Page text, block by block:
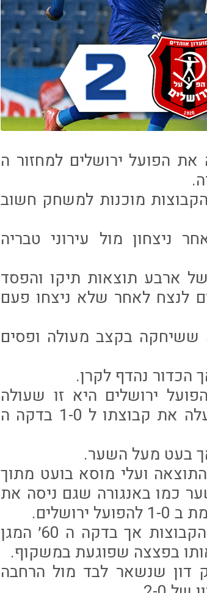
את הפועל ירושלים למחזור ה
מוכנות למשחק חשוב
מול עירוני טבריה
ארבע תוצאות תיקו והפסד
לנצח לאחר שלא ניצחו פעם
ששיחקה בקצב מעולה ופסים
הכדור נהדף לקרן.
ירושלים היא זו שעולה
ראשונה ליתרון מבעיטה של גיא בדש שמעלה את קבוצתו ל 1-0 בדקה ה
ועלי מוסא בועט מתוך
השער כמו באנגורה שגם ניסה את
המחצית השנייה לא התחילה לוהטת לשני הקבוצות אך בדקה ה 60׳ המגן
בפצצה שפוגעת במשקוף.
דון שנשאר לבד מול הרחבה